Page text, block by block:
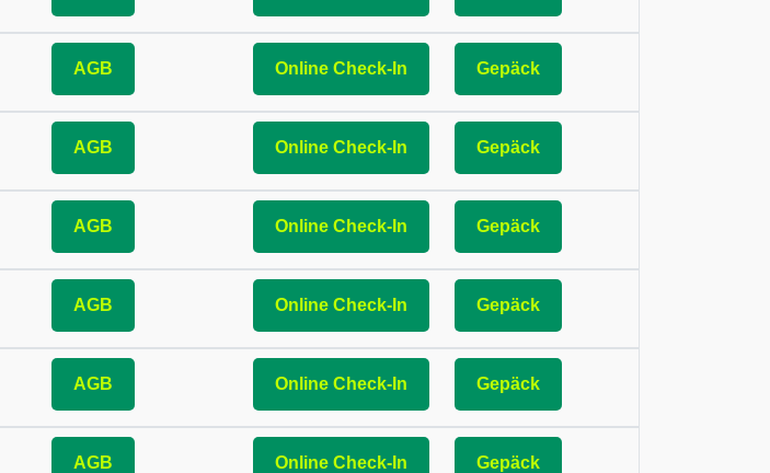
AGB Online Check-In Gepäck
AGB Online Check-In Gepäck
AGB Online Check-In Gepäck
AGB Online Check-In Gepäck
AGB Online Check-In Gepäck
AGB Online Check-In Gepäck